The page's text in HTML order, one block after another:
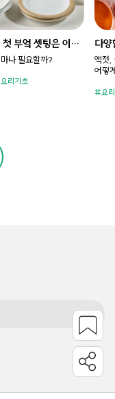
부엌 셋팅은 이렇
나 필요할까?
요리기초
다양
법
액젓,
어떻
요